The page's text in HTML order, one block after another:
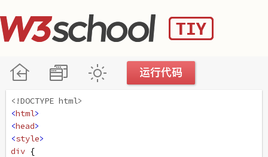
<!DOCTYPE html>
<html>
<head>
<style>
div {